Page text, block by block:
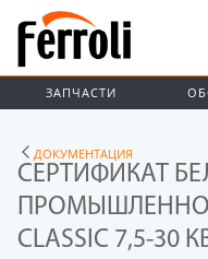
ЗАПЧАСТИ
ДОКУМЕНТАЦИЯ
СЕРТИФИКАТ
CLASSIC 7,5-30